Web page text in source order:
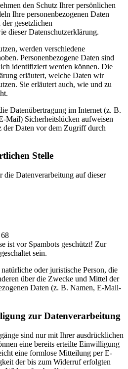
den Schutz Ihrer persönlichen
Ihre personenbezogenen Daten
gesetzlichen
dieser Datenschutzerklärung.
werden verschiedene
Personenbezogene Daten sind
identifiziert werden können. Die
erläutert, welche Daten wir
Sie erläutert auch, wie und zu
Datenübertragung im Internet (z. B.
Mail) Sicherheitslücken aufweisen
der Daten vor dem Zugriff durch
Stelle
Datenverarbeitung auf dieser
ist vor Spambots geschützt! Zur
sein.
oder juristische Person, die
über die Zwecke und Mittel der
Daten (z. B. Namen, E-Mail-
zur Datenverarbeitung
sind nur mit Ihrer ausdrücklichen
eine bereits erteilte Einwilligung
eine formlose Mitteilung per E-
der bis zum Widerruf erfolgten